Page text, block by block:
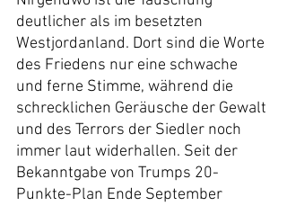
deutlicher als im besetzten
Westjordanland. Dort sind die Worte
des Friedens nur eine schwache
und ferne Stimme, während die
schrecklichen Geräusche der Gewalt
und des Terrors der Siedler noch
immer laut widerhallen. Seit der
Bekanntgabe von Trumps 20-
Punkte-Plan Ende September